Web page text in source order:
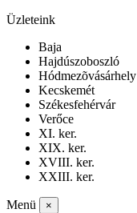
Üzleteink
Baja
Hajdúszoboszló
Hódmezõvásárhely
Kecskemét
Székesfehérvár
Verőce
XI. ker.
XIX. ker.
XVIII. ker.
XXIII. ker.
Menü ×